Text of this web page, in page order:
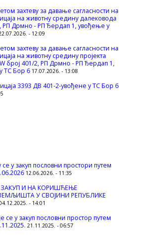
захтеву за давање сагласности на
на животну средину далековода
РП Дрмно - РП Ђердап 1, увођење у
- 12:09
захтеву за давање сагласности на
на животну средину пројекта
број 401/2, РП Дрмно - РП Ђердап 1,
ТС Бор 6 17.07.2026. - 13:08
3393 ДВ 401-2-увођене у ТС Бор 6
у закуп пословни простори путем
12.06.2026. - 11:35
И НА КОРИШЋЕЊЕ
У СВОЈИНИ РЕПУБЛИКЕ
- 14:01
се у закуп пословни простор путем
21.11.2025. - 06:57